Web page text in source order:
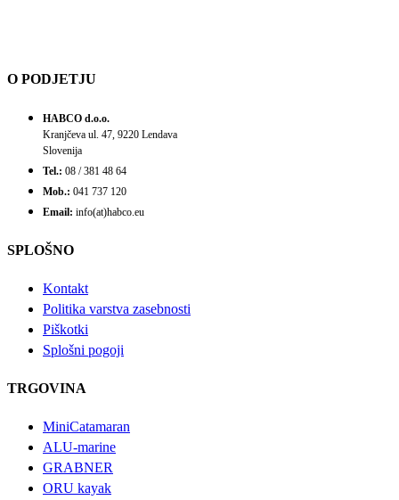
O PODJETJU
HABCO d.o.o.
Kranjčeva ul. 47, 9220 Lendava
Slovenija
Tel.: 08 / 381 48 64
Mob.: 041 737 120
Email: info(at)habco.eu
SPLOŠNO
Kontakt
Politika varstva zasebnosti
Piškotki
Splošni pogoji
TRGOVINA
MiniCatamaran
ALU-marine
GRABNER
ORU kayak